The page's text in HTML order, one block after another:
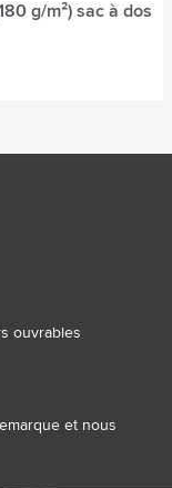
g/m²) sac à dos
ouvrables
et nous